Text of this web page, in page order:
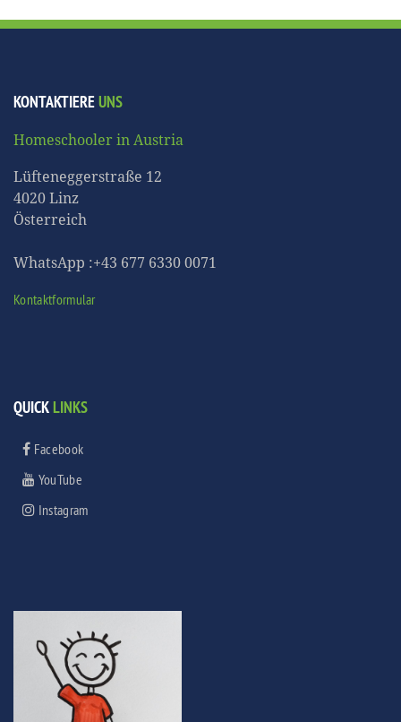
KONTAKTIEREUNS
Homeschooler in Austria
Lüfteneggerstraße 12
4020 Linz
Österreich
WhatsApp :+43 677 6330 0071
Kontaktformular
QUICKLINKS
Facebook
YouTube
Instagram